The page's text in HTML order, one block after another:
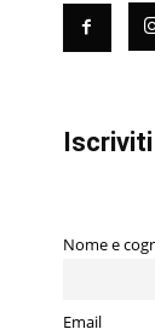
Nome e
Email